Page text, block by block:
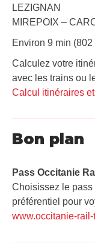
LEZIGNAN
MIREPOIX –
Environ 9 min (802
Calculez votre
avec les trains ou
Calcul itinéraires
Bon plan
Pass Occitanie
Choisissez le pass
préférentiel pour
www.occitanie-rail-